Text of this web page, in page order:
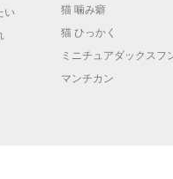
い
猫 噛み癖
猫 ひっかく
ミニチュアダックスフ
マンチカン